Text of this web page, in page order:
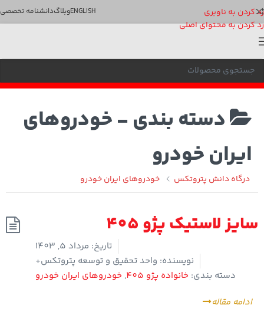
رد کردن به ناوبری
رد کردن به محتوای اصلی
ENGLISHوبلاگدانشنامه تخصصی
دسته بندی -خودروهای
ایران خودرو
درگاه دانش پتروتکس خودروهای ایران خودرو
سایز لاستیک پژو 405
تاریخ: مرداد 5, 1403
نویسنده: واحد تحقیق و توسعه پتروتکس+
دسته بندی: خانواده پژو 405 , خودروهای ایران خودرو
ادامه مقاله